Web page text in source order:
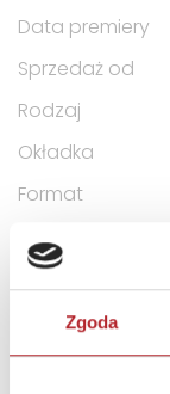
Zgoda
Data premiery
Sprzedaż od
Rodzaj
Okładka
Format
Kategoria
Kraj produkcji
DANE